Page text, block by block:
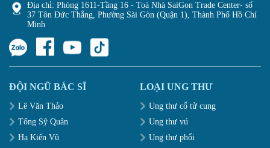
Địa chỉ: Phòng 1611-Tầng 16 - Toà Nhà SaiGon Trade Center- số
37 Tôn Đức Thắng, Phường Sài Gòn (Quận 1), Thành Phố Hồ Chí
Minh
ĐỘI NGŨ BÁC SĨ
Lê Văn Thảo
Tống Sỹ Quân
Hạ Kiến Vũ
LOẠI UNG THƯ
Ung thư cổ tử cung
Ung thư vú
Ung thư phổi